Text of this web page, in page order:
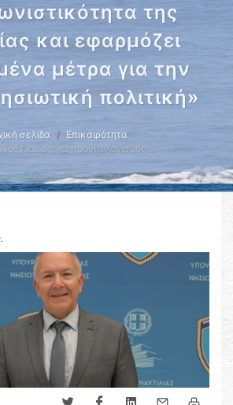
της
και εφαρμόζει
μέτρα για την
πολιτική»
σελίδα
Επικαιρότητα
Γκίκας: «Ο προϋπολογισμός …